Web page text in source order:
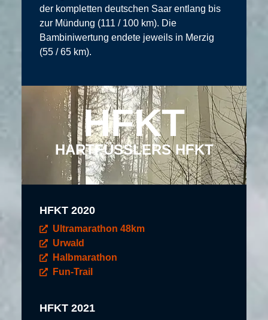
der kompletten deutschen Saar entlang bis
zur Mündung (111 / 100 km). Die
Bambiniwertung endete jeweils in Merzig
(55 / 65 km).
HFKT
HARTFÜSSLERS HFKT
HFKT 2020
Ultramarathon 48km
Urwald
Halbmarathon
Fun-Trail
HFKT 2021